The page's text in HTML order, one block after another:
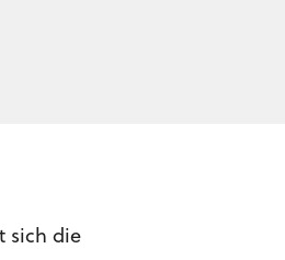
sich die